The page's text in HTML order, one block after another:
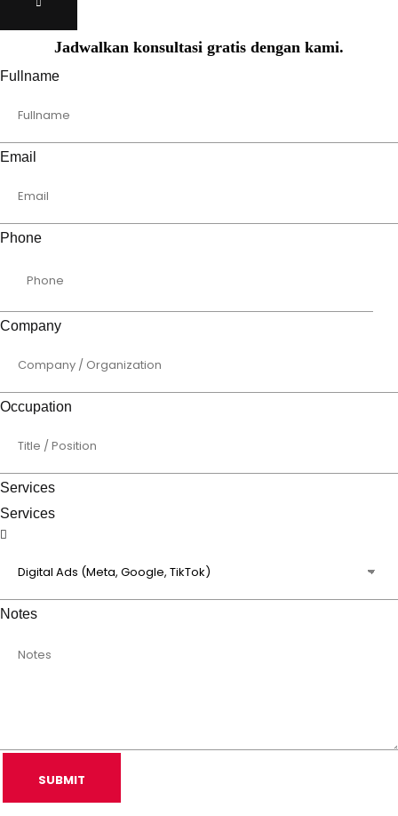
Jadwalkan konsultasi gratis dengan kami.
Fullname
Email
Phone
Company
Occupation
Services
Services
Notes
SUBMIT